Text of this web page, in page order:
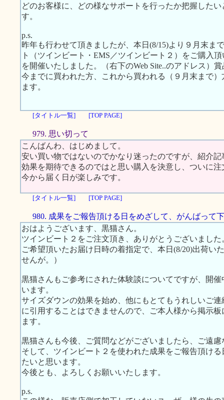
どのお客様に、どの様なサポートを行ったか把握した
す。
p.s.
昨年も行わせて頂きましたが、本日(8/15)より９月末ま
ト（ツインビート・EMS／ツインビート２）をご購入
を開催いたしました。（右下のWeb Site..のアドレス）
今までに買われた方、これから買われる（９月末まで
ます。
[タイトル一覧] [TOP PAGE]
979. 思い切って
こんばんわ、はじめまして。
安い買い物ではないのでかなり迷ったのですが、紹介
効果を期待できるのではと思い購入を決意し、ついに
今から届く日が楽しみです。
[タイトル一覧] [TOP PAGE]
980. 成果をご報告頂ける日をめざして、がんばって
おはようございます、黒猫さん。
ツインビート２をご注文頂き、ありがとうございまし
ご希望頂いたお届け日時の着指定で、本日(8/20)出荷い
せんが。）
黒猫さんもご参考にされた体験談についてですが、開
います。
サイズダウンの効果を始め、他にもとてもうれしいご
に引用することはできませんので、ご本人様から掲示
ます。
黒猫さんも今後、ご質問などがございましたら、ご遠
そして、ツインビート２を使われた成果をご報告頂け
たいと思います。
今後とも、よろしくお願いいたします。
p.s.